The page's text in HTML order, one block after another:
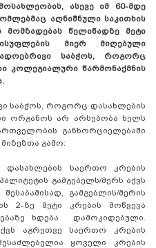
ასევე იმ 60-მდე
აღნიშნული საკითხის
მომზადებას წელიწადზე მეტი
მიერ მიღებული
საბჭოს, როგორც
კოლეგიალური წარმონაქმნის
საბჭოს, როგორც დასახლების
ორგანოს არ არსებობა ხელს
განხორციელებაში
გამო:
დასახლების საერთო კრების
გამგებელს/მერს აქვს
გამგებლის/მერის
2-ზე მეტი კრების მოწვევა
ხდება დამოკიდებული.
აგრეთვე საერთო კრების
ყოველი კრების